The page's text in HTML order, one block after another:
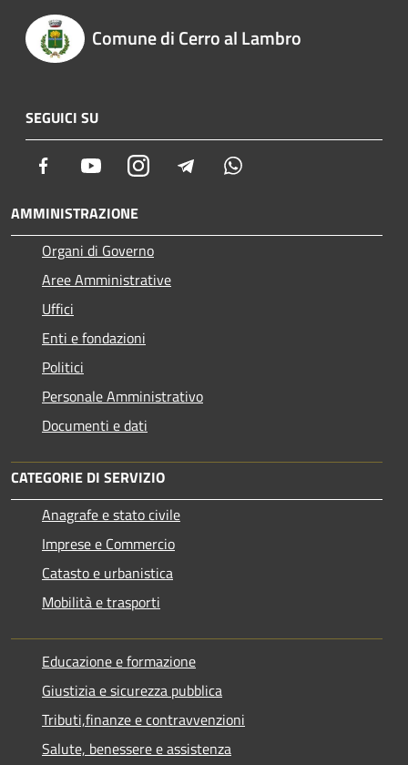
Comune di Cerro al Lambro
SEGUICI SU
Facebook YoutubeInstagram Telegram
AMMINISTRAZIONE
Organi di Governo
Aree Amministrative
Uffici
Enti e fondazioni
Politici
Personale Amministrativo
Documenti e dati
CATEGORIE DI SERVIZIO
Anagrafe e stato civile
Imprese e Commercio
Catasto e urbanistica
Mobilità e trasporti
Educazione e formazione
Giustizia e sicurezza pubblica
Tributi,finanze e contravvenzioni
Salute, benessere e assistenza